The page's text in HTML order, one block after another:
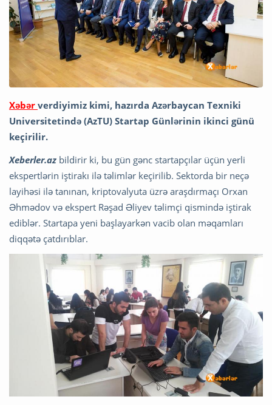
Xəbər verdiyimiz kimi, hazırda Azərbaycan Texniki
Universitetində (AzTU) Startap Günlərinin ikinci günü
keçirilir.
Xeberler.az bildirir ki, bu gün gənc startapçılar üçün yerli
ekspertlərin iştirakı ilə təlimlər keçirilib. Sektorda bir neçə
layihəsi ilə tanınan, kriptovalyuta üzrə araşdırmaçı Orxan
Əhmədov və ekspert Rəşad Əliyev təlimçi qismində iştirak
ediblər. Startapa yeni başlayarkən vacib olan məqamları
diqqətə çatdırıblar.